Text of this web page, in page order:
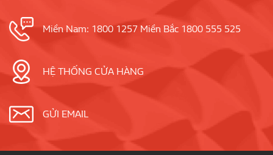
Miền Nam: 1800 1257 Miền Bắc 1800 555 525
HỆ THỐNG CỬA HÀNG
GỬI EMAIL